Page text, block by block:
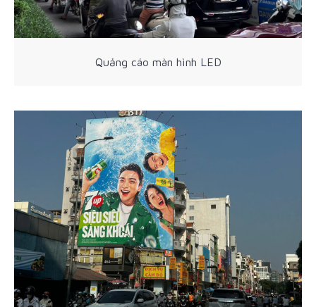
Quảng cáo màn hình LED